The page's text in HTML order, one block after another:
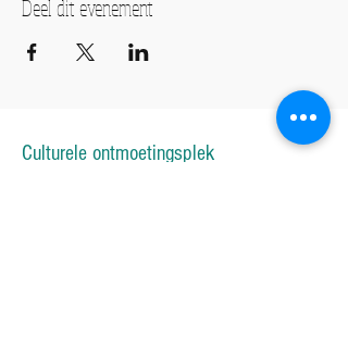
Deel dit evenement
Culturele ontmoetingsplek